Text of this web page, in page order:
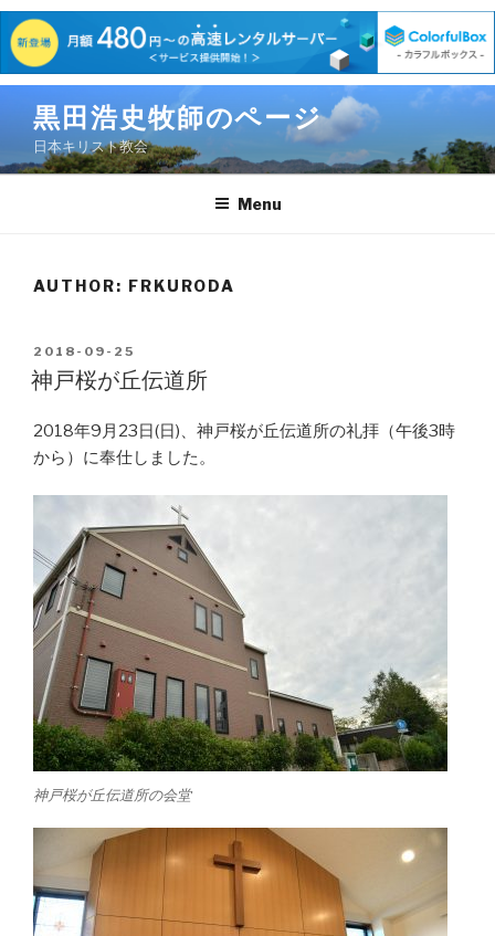
content
黒田浩史牧師のページ
日本キリスト教会
Menu
AUTHOR: FRKURODA
POSTED
ON
2018-09-25
神戸桜が丘伝道所
2018年9月23日(日)、神戸桜が丘伝道所の礼拝（午後3時
から）に奉仕しました。
神戸桜が丘伝道所の会堂